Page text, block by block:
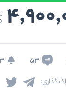
53
گذاری: